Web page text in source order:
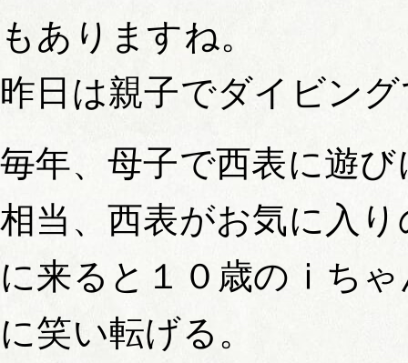
もありますね。
昨日は親子でダイビン
毎年、母子で西表に遊
相当、西表がお気に入
に来ると１０歳のⅰち
に笑い転げる。